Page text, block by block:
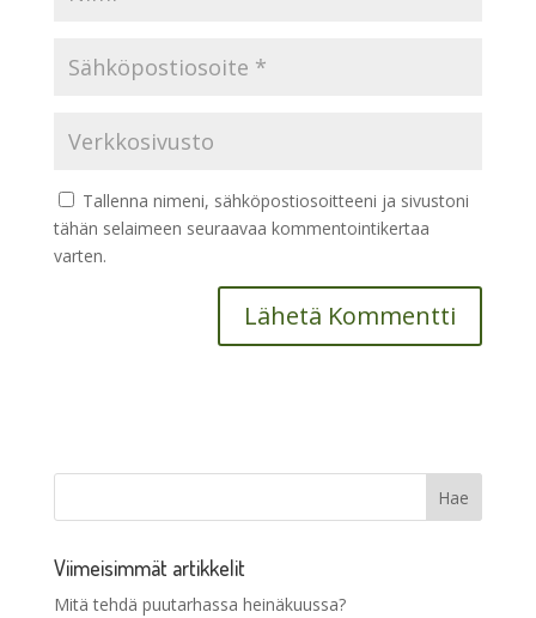
Tallenna nimeni, sähköpostiosoitteeni ja sivustoni
tähän selaimeen seuraavaa kommentointikertaa
varten.
Viimeisimmät artikkelit
Mitä tehdä puutarhassa heinäkuussa?